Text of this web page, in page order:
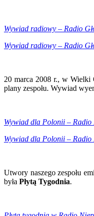
Wywiad radiowy – Radio
Wywiad radiowy – Radio
20 marca 2008 r., w Wielki
plany zespołu. Wywiad
Wywiad dla Polonii – Radio
Wywiad dla Polonii – Radio
Utwory naszego zespołu
była Płytą Tygodnia.